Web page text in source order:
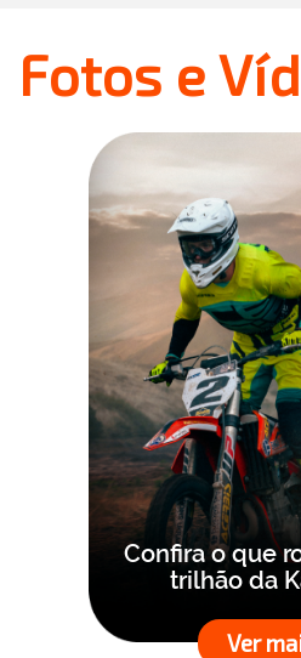
Fotos e
Confira o que
trilhão da
Ver